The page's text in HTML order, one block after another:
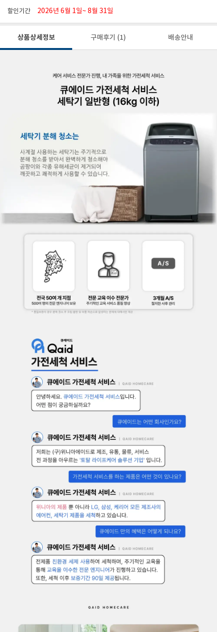
할인기간 2026년 6월 1일~ 8월 31일
상품상세정보 구매후기 (1) 배송안내